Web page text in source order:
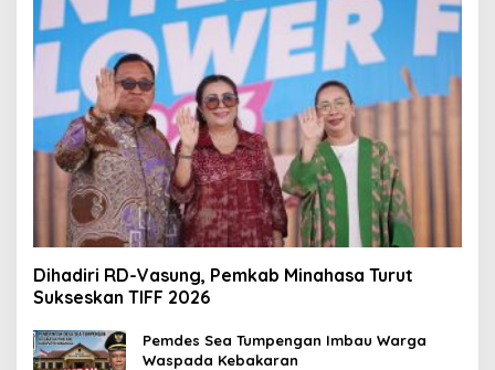
Dihadiri RD-Vasung, Pemkab Minahasa Turut
Sukseskan TIFF 2026
Pemdes Sea Tumpengan Imbau Warga
Waspada Kebakaran